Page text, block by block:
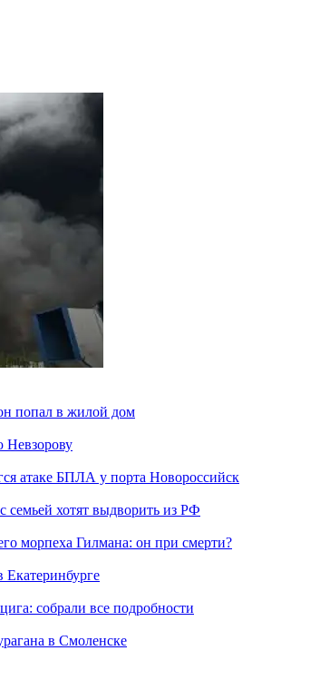
попал в жилой дом
Невзорову
атаке БПЛА у порта Новороссийск
семьей хотят выдворить из РФ
морпеха Гилмана: он при смерти?
Екатеринбурге
собрали все подробности
в Смоленске